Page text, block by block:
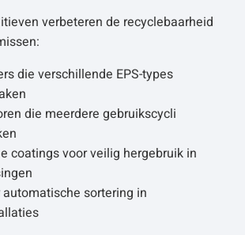
verbeteren de recyclebaarheid
die verschillende EPS-types
die meerdere gebruikscycli
coatings voor veilig hergebruik in
sortering in